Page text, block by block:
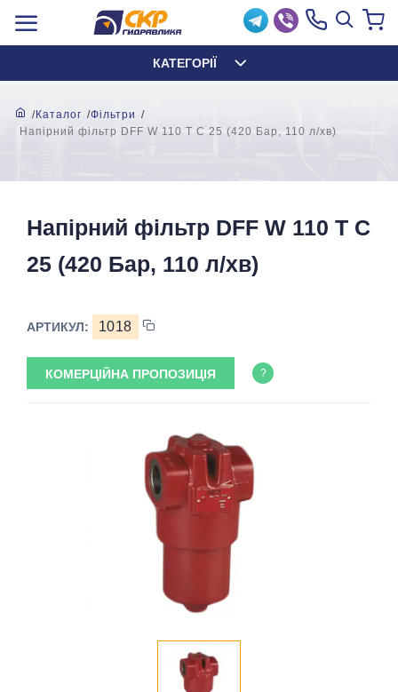
КАТЕГОРІЇ
Каталог
Фільтри
Напірний фільтр DFF W 110 T C 25 (420 Бар, 110 л/хв)
Напірний фільтр DFF W 110 T C
25 (420 Бар, 110 л/хв)
АРТИКУЛ: 1018
КОМЕРЦІЙНА ПРОПОЗИЦІЯ ?